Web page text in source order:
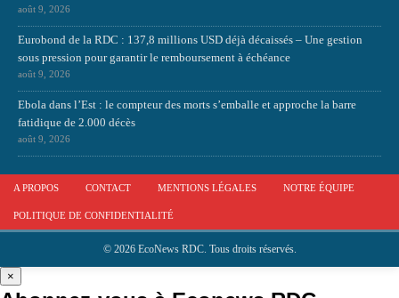
août 9, 2026
Eurobond de la RDC : 137,8 millions USD déjà décaissés – Une gestion
sous pression pour garantir le remboursement à échéance
août 9, 2026
Ebola dans l’Est : le compteur des morts s’emballe et approche la barre
fatidique de 2.000 décès
août 9, 2026
A PROPOS CONTACT MENTIONS LÉGALES NOTRE ÉQUIPE
POLITIQUE DE CONFIDENTIALITÉ
© 2026 EcoNews RDC. Tous droits réservés.
×